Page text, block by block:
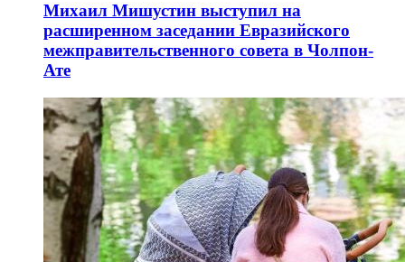
Михаил Мишустин выступил на
расширенном заседании Евразийского
межправительственного совета в Чолпон-
Ате